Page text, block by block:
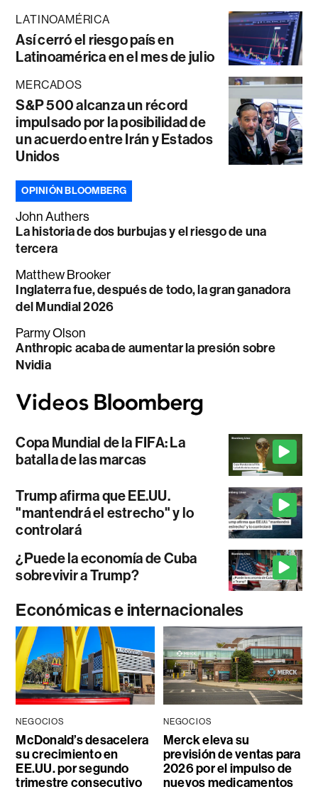
LATINOAMÉRICA
Así cerró el riesgo país en
Latinoamérica en el mes de julio
MERCADOS
S&P 500 alcanza un récord
impulsado por la posibilidad de
un acuerdo entre Irán y Estados
Unidos
OPINIÓN BLOOMBERG
John Authers
La historia de dos burbujas y el riesgo de una
tercera
Matthew Brooker
Inglaterra fue, después de todo, la gran ganadora
del Mundial 2026
Parmy Olson
Anthropic acaba de aumentar la presión sobre
Nvidia
Copa Mundial de la FIFA: La
batalla de las marcas
Trump afirma que EE.UU.
"mantendrá el estrecho" y lo
controlará
¿Puede la economía de Cuba
sobrevivir a Trump?
Económicas e internacionales
NEGOCIOS
McDonald’s desacelera
su crecimiento en
EE.UU. por segundo
trimestre consecutivo
NEGOCIOS
Merck eleva su
previsión de ventas para
2026 por el impulso de
nuevos medicamentos